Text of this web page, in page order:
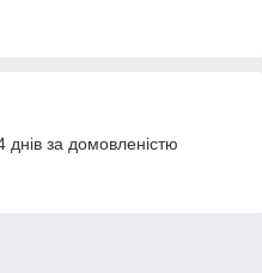
за домовленістю